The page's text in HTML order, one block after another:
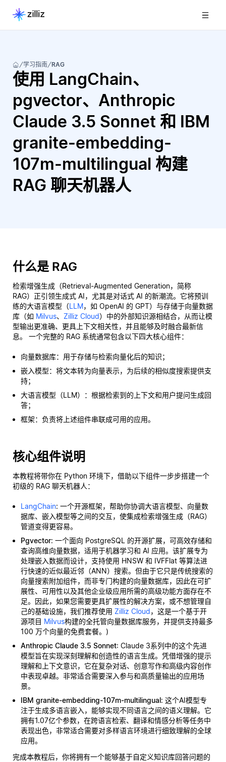
学习指南 RAG
使用 LangChain、
pgvector、Anthropic
Claude 3.5 Sonnet 和 IBM
granite-embedding-
107m-multilingual 构建
RAG 聊天机器人
什么是 RAG
检索增强生成（Retrieval-Augmented Generation，简称
RAG）正引领生成式 AI，尤其是对话式 AI 的新潮流。它将预训
练的大语言模型（LLM，如 OpenAI 的 GPT）与存储于向量数据
库（如 Milvus、 Zilliz Cloud）中的外部知识源相结合，从而让模
型输出更准确、更具上下文相关性，并且能够及时融合最新信
息。 一个完整的 RAG 系统通常包含以下四大核心组件：
向量数据库：用于存储与检索向量化后的知识；
嵌入模型：将文本转为向量表示，为后续的相似度搜索提供支
持；
大语言模型（LLM）：根据检索到的上下文和用户提问生成回
答；
框架：负责将上述组件串联成可用的应用。
核心组件说明
本教程将带你在 Python 环境下，借助以下组件一步步搭建一个
初级的 RAG 聊天机器人：
LangChain: 一个开源框架，帮助你协调大语言模型、向量数
据库、嵌入模型等之间的交互，使集成检索增强生成（RAG）
管道变得更容易。
Pgvector: 一个面向 PostgreSQL 的开源扩展，可高效存储和
查询高维向量数据，适用于机器学习和 AI 应用。该扩展专为
处理嵌入数据而设计，支持使用 HNSW 和 IVFFlat 等算法进
行快速的近似最近邻（ANN）搜索。但由于它只是传统搜索的
向量搜索附加组件，而非专门构建的向量数据库，因此在可扩
展性、可用性以及其他企业级应用所需的高级功能方面存在不
足。因此，如果您需要更具扩展性的解决方案，或不想管理自
己的基础设施，我们推荐使用 Zilliz Cloud，这是一个基于开
源项目 Milvus构建的全托管向量数据库服务，并提供支持最多
100 万个向量的免费套餐。)
Anthropic Claude 3.5 Sonnet: Claude 3系列中的这个先进
模型旨在实现深刻理解和创造性的语言生成。凭借增强的提示
理解和上下文意识，它在复杂对话、创意写作和高级内容创作
中表现卓越。非常适合需要深入参与和高质量输出的应用场
景。
IBM granite-embedding-107m-multilingual: 这个AI模型专
注于生成多语言嵌入，能够实现不同语言之间的语义理解。它
拥有1.07亿个参数，在跨语言检索、翻译和情感分析等任务中
表现出色，非常适合需要对多样语言环境进行细致理解的全球
应用。
完成本教程后，你将拥有一个能够基于自定义知识库回答问题的